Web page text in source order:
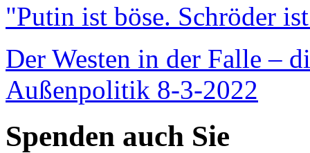
"Putin ist böse. Schröder
Der Westen in der Falle –
Außenpolitik 8-3-2022
Spenden auch Sie